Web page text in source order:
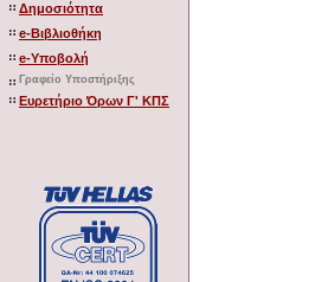
Δημοσιότητα
e-Βιβλιοθήκη
e-Υποβολή
Γραφείο Υποστήριξης
Ευρετήριο Όρων Γ' ΚΠΣ